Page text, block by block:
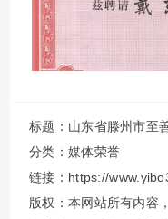
标题：山东省滕州市至
分类： 媒体荣誉
链接：https://
版权：本网站所有内容